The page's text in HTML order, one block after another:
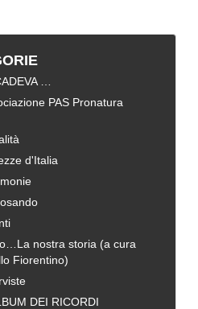
…
PAS Pronatura
d'Italia
nostra storia (a cura
Fiorentino)
DEI RICORDI